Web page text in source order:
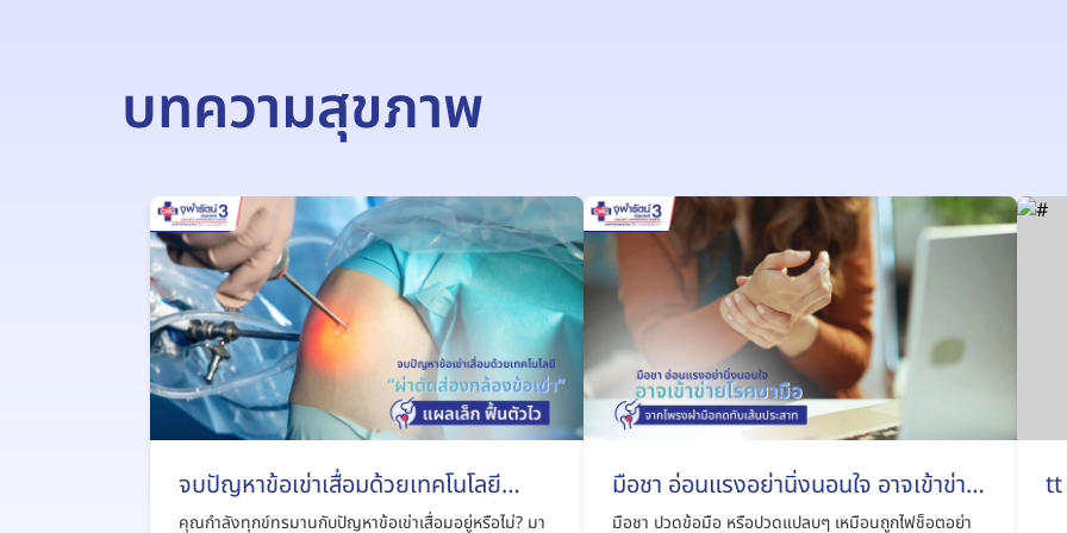
บทความสุขภาพ
จบปัญหาข้อเข่าเสื่อมด้วยเทคโนโลยี
“ผ่าตัดส่องกล้องข้อเข่า” แผลเล็ก ฟื้นตัว
คุณกำลังทุกข์ทรมานกับปัญหาข้อเข่าเสื่อมอยู่หรือไม่? มา
มือชา อ่อนแรงอย่านิ่งนอนใจ อาจเข้าข่าย
โรคชามือจากโพรงฝ่ามือกดทับเส้น
มือชา ปวดข้อมือ หรือปวดแปลบๆ เหมือนถูกไฟช็อตอย่า
tt